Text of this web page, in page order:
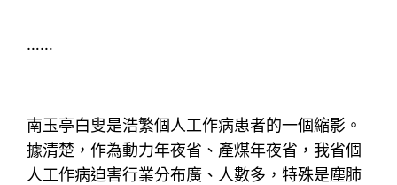
……
南玉亭白叟是浩繁個人工作病患者的一個縮影。
據清楚，作為動力年夜省、產煤年夜省，我省個
人工作病迫害行業分布廣、人數多，特殊是塵肺